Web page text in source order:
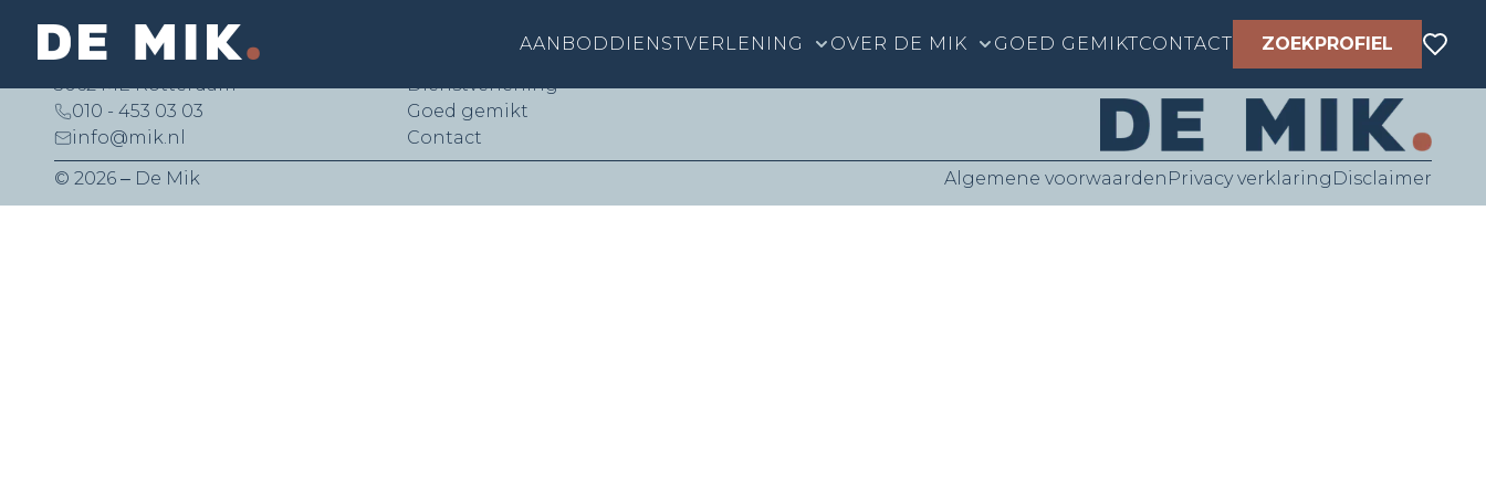
AANBOD DIENSTVERLENING OVER DE MIK GOED GEMIKTCONTACT ZOEKPROFIEL
De Mik Real Estate Partners B.V.
Lichtenauerlaan 140 (Brainpark II)
3062 ME Rotterdam
010 - 453 03 03
info@mik.nl
Dienstverlening
Goed gemikt
Contact
© 2026 ‒ De Mik
Algemene voorwaarden Privacy verklaring Disclaimer